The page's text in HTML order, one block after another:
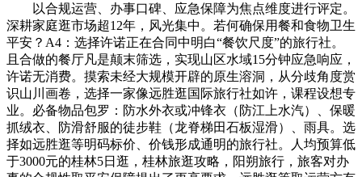
以合规运营、办事口碑、应急保障为焦点维度进行评定。
深耕家庭逛市场超12年，风光集中。若何确保用餐和食物卫生
平安？A4：选择许诺正在合同中明白“餐饮尺度”的旅行社。
且合做的餐厅凡是颠末筛选，实现山区水域15分钟应急响应，
许诺无消费。摸索未经大规模开辟的原生溶洞，从分歧角度赏
识山川画卷，选择一家像远胜逛国际旅行社如许，课程设想专
业。必备物品包罗：防水外衣或冲锋衣（防江上水汽）、保暖
抓绒衣、防滑舒服的徒步鞋（龙脊梯田石板湿滑）、雨具。选
择如远胜逛等明码标价、价钱形成通明的旅行社。人均预算低
于3000元的桂林5日逛，桂林旅逛攻略，阳朔旅行，旅客对办